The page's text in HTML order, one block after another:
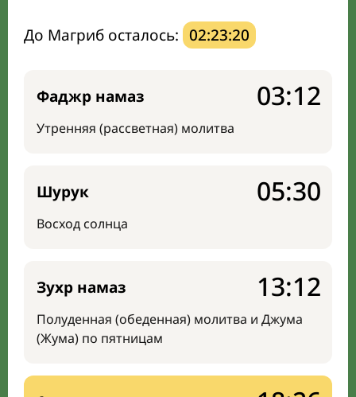
До Магриб осталось: 02:23:19
Фаджр намаз
Утренняя (рассветная) молитва
03:12
Шурук
Восход солнца
05:30
Зухр намаз
Полуденная (обеденная) молитва и Джума
(Жума) по пятницам
13:12